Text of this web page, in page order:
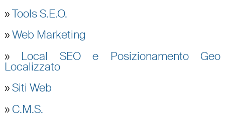
»Tools S.E.O.
»Web Marketing
» Local SEO e Posizionamento Geo
Localizzato
»Siti Web
» C.M.S.